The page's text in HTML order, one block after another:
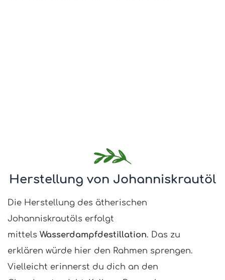
Herstellung von Johanniskrautöl
Die Herstellung des ätherischen
Johanniskrautöls erfolgt
mittels Wasserdampfdestillation. Das zu
erklären würde hier den Rahmen sprengen.
Vielleicht erinnerst du dich an den